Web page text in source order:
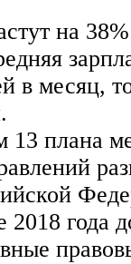
на
в месяц,
13 плана
2018